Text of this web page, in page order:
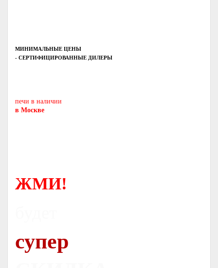
МИНИМАЛЬНЫЕ ЦЕНЫ
- СЕРТИФИЦИРОВАННЫЕ ДИЛЕРЫ
печи в наличии
в Москве
ЖМИ!
супер